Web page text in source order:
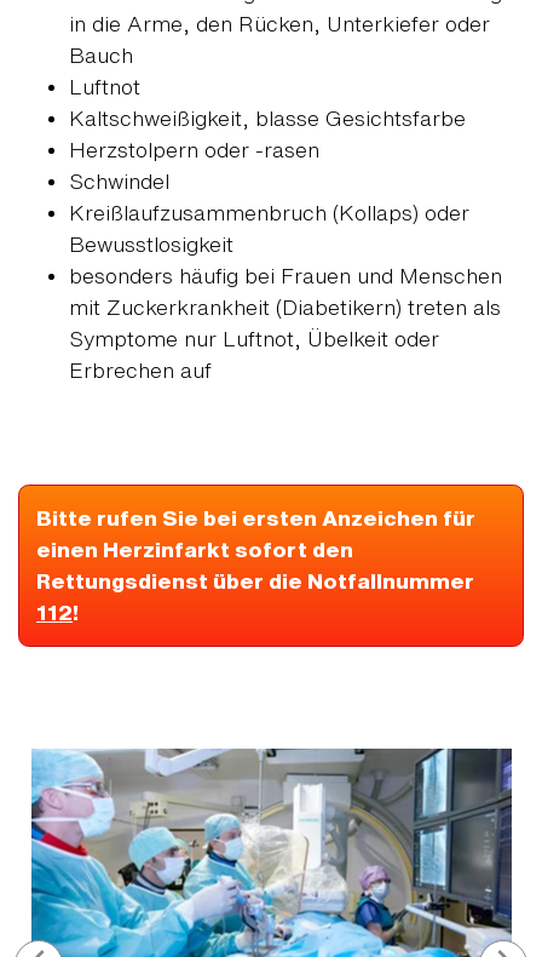
in die Arme, den Rücken, Unterkiefer oder
Bauch
Luftnot
Kaltschweißigkeit, blasse Gesichtsfarbe
Herzstolpern oder -rasen
Schwindel
Kreißlaufzusammenbruch (Kollaps) oder
Bewusstlosigkeit
besonders häufig bei Frauen und Menschen
mit Zuckerkrankheit (Diabetikern) treten als
Symptome nur Luftnot, Übelkeit oder
Erbrechen auf
Bitte rufen Sie bei ersten Anzeichen für
einen Herzinfarkt sofort den
Rettungsdienst über die Notfallnummer
112!